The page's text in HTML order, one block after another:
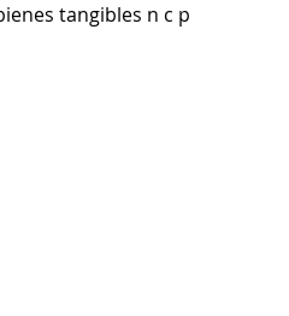
tangibles n c p